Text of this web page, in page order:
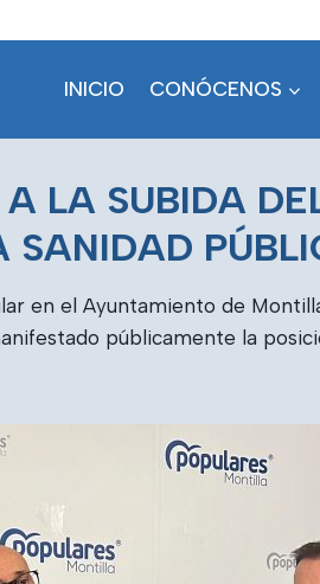
INICIO CONÓCENOS
LA SUBIDA
SANIDAD
en el Ayuntamiento de
públicamente la